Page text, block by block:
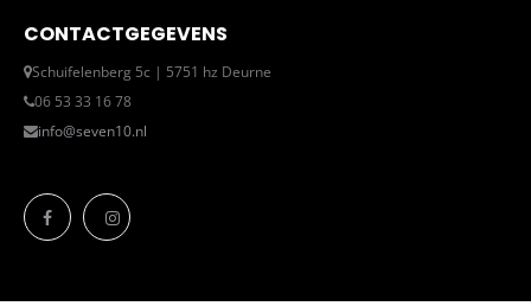
CONTACTGEGEVENS
Schuifelenberg 5c | 5751 hz Deurne
06 53 33 16 78
info@seven10.nl